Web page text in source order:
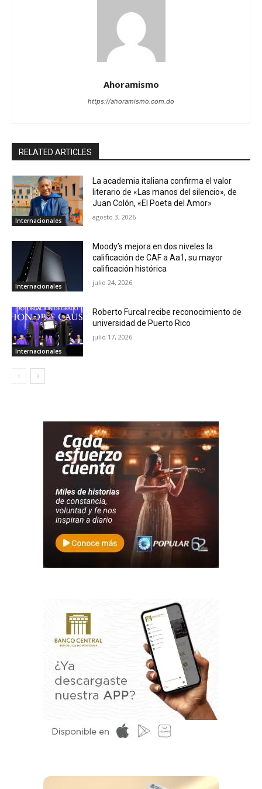
Ahoramismo
https://ahoramismo.com.do
RELATED ARTICLES
Internacionales
La academia italiana confirma el valor
literario de «Las manos del silencio», de
Juan Colón, «El Poeta del Amor»
agosto 3, 2026
Internacionales
Moody’s mejora en dos niveles la
calificación de CAF a Aa1, su mayor
calificación histórica
julio 24, 2026
Internacionales
Roberto Furcal recibe reconocimiento de
universidad de Puerto Rico
julio 17, 2026